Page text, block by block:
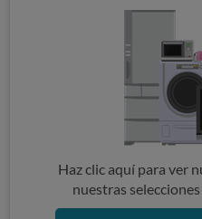
Haz clic aquí para ver
nuestras